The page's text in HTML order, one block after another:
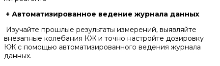
+ Автоматизированное ведение журнала данных
Изучайте прошлые результаты измерений, выявляйте
внезапные колебания КЖ и точно настройте дозировку
КЖ с помощью автоматизированного ведения журнала
данных.